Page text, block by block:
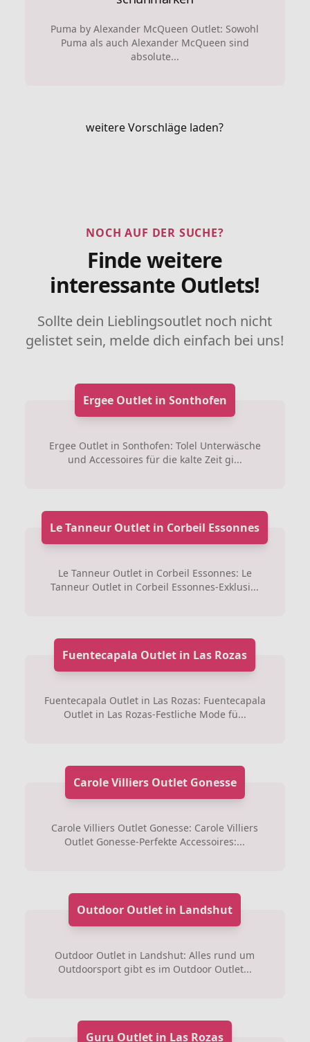
Puma by Alexander McQueen Outlet: Sowohl
Puma als auch Alexander McQueen sind
absolute...
weitere Vorschläge laden?
NOCH AUF DER SUCHE?
Finde weitere
interessante Outlets!
Sollte dein Lieblingsoutlet noch nicht
gelistet sein, melde dich einfach bei uns!
Ergee Outlet in Sonthofen
Ergee Outlet in Sonthofen: Tolel Unterwäsche
und Accessoires für die kalte Zeit gi...
Le Tanneur Outlet in Corbeil Essonnes
Le Tanneur Outlet in Corbeil Essonnes: Le
Tanneur Outlet in Corbeil Essonnes-Exklusi...
Fuentecapala Outlet in Las Rozas
Fuentecapala Outlet in Las Rozas: Fuentecapala
Outlet in Las Rozas-Festliche Mode fü...
Carole Villiers Outlet Gonesse
Carole Villiers Outlet Gonesse: Carole Villiers
Outlet Gonesse-Perfekte Accessoires:...
Outdoor Outlet in Landshut
Outdoor Outlet in Landshut: Alles rund um
Outdoorsport gibt es im Outdoor Outlet...
Guru Outlet in Las Rozas